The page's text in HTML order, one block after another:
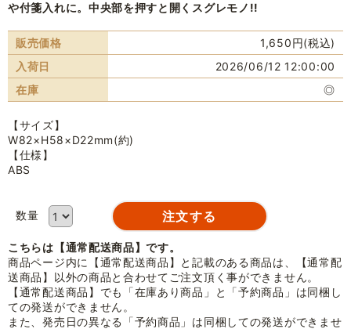
や付箋入れに。中央部を押すと開くスグレモノ!!
販売価格
1,650円(税込)
入荷日
2026/06/12 12:00:00
在庫
◎
【サイズ】
W82×H58×D22mm(約)
【仕様】
ABS
数量
こちらは【通常配送商品】です。
商品ページ内に【通常配送商品】と記載のある商品は、【通常配
送商品】以外の商品と合わせてご注文頂く事ができません。
【通常配送商品】でも「在庫あり商品」と「予約商品」は同梱し
ての発送ができません。
また、発売日の異なる「予約商品」は同梱しての発送ができませ